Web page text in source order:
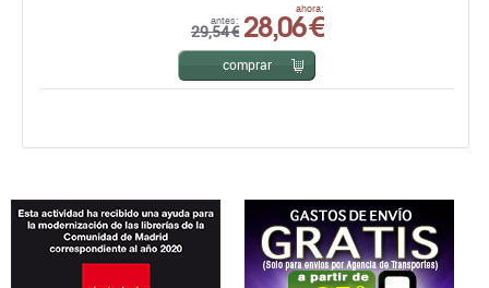
antes:
29,54 €
ahora:
28,06 €
comprar